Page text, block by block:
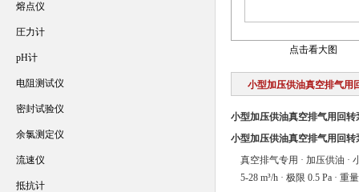
点击看大图
小型加压供油真空排气用
小型加压供油真空排气用回转
小型加压供油真空排气用回转
真空排气专用 · 加压供油 ·
5-28 m³/h · 极限 0.5 Pa · 重
熔点仪
圧力计
pH计
电阻测试仪
密封试验仪
余氯测定仪
流速仪
抵抗计